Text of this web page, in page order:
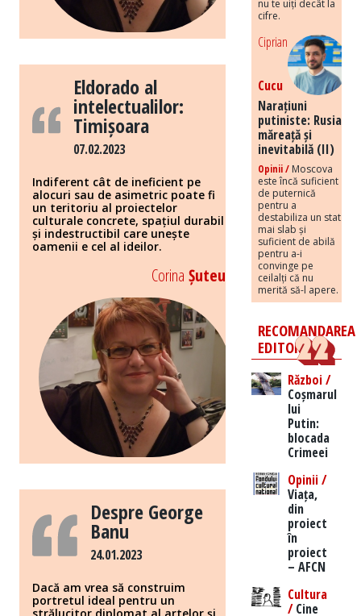
Eldorado al
intelectualilor:
Timișoara
07.02.2023
Indiferent cât de ineficient pe
alocuri sau de asimetric poate fi
un teritoriu al proiectelor
culturale concrete, spațiul durabil
și indestructibil care unește
oamenii e cel al ideilor.
Corina Șuteu
Despre George
Banu
24.01.2023
Dacă am vrea să construim
portretul ideal pentru un
nu te uiți decât la
cifre.
Ciprian
Cucu
Narațiuni
putiniste: Rusia
măreață și
inevitabilă (II)
Opinii / Moscova
este încă suficient
de puternică
pentru a
destabiliza un stat
mai slab și
suficient de abilă
pentru a-i
convinge pe
ceilalți că nu
merită să-l apere.
RECOMANDAREA
EDITORILOR
Război /
Coșmarul
lui
Putin:
blocada
Crimeei
Opinii /
Viața,
din
proiect
în
proiect
– AFCN
Cultura
/Cine